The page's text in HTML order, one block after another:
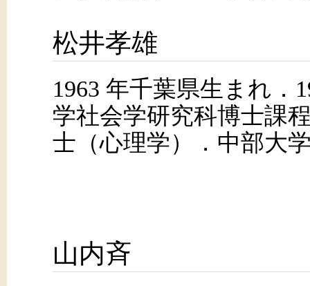
松井孝雄
1963 年千葉県生まれ．
学社会学研究科博士課
士（心理学）．中部大
山内斉